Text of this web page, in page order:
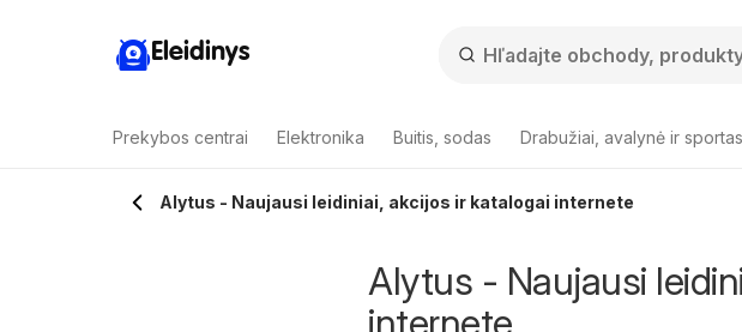
Eleidinys
Prekybos centrai Elektronika Buitis, sodas Drabužiai, avalynė ir sportas
Alytus - Naujausi leidiniai, akcijos ir katalogai internete
Alytus - Naujausi